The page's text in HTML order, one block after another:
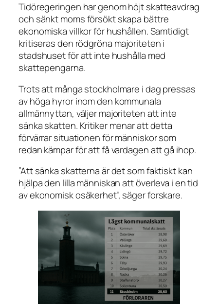
Tidöregeringen har genom höjt skatteavdrag
och sänkt moms försökt skapa bättre
ekonomiska villkor för hushållen. Samtidigt
kritiseras den rödgröna majoriteten i
stadshuset för att inte hushålla med
skattepengarna.
Trots att många stockholmare i dag pressas
av höga hyror inom den kommunala
allmännyttan, väljer majoriteten att inte
sänka skatten. Kritiker menar att detta
förvärrar situationen för människor som
redan kämpar för att få vardagen att gå ihop.
”Att sänka skatterna är det som faktiskt kan
hjälpa den lilla människan att överleva i en tid
av ekonomisk osäkerhet”, säger forskare.